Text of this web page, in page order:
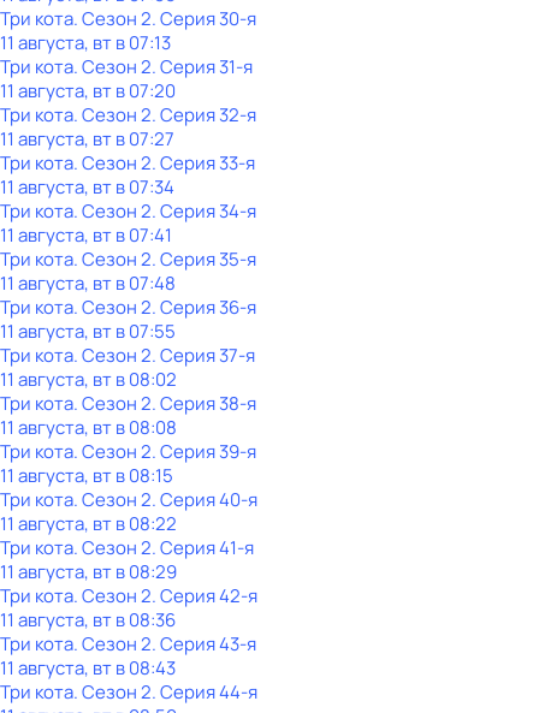
Три кота. Сезон 2. Серия 30-я
11 августа, вт в 07:13
Три кота. Сезон 2. Серия 31-я
11 августа, вт в 07:20
Три кота. Сезон 2. Серия 32-я
11 августа, вт в 07:27
Три кота. Сезон 2. Серия 33-я
11 августа, вт в 07:34
Три кота. Сезон 2. Серия 34-я
11 августа, вт в 07:41
Три кота. Сезон 2. Серия 35-я
11 августа, вт в 07:48
Три кота. Сезон 2. Серия 36-я
11 августа, вт в 07:55
Три кота. Сезон 2. Серия 37-я
11 августа, вт в 08:02
Три кота. Сезон 2. Серия 38-я
11 августа, вт в 08:08
Три кота. Сезон 2. Серия 39-я
11 августа, вт в 08:15
Три кота. Сезон 2. Серия 40-я
11 августа, вт в 08:22
Три кота. Сезон 2. Серия 41-я
11 августа, вт в 08:29
Три кота. Сезон 2. Серия 42-я
11 августа, вт в 08:36
Три кота. Сезон 2. Серия 43-я
11 августа, вт в 08:43
Три кота. Сезон 2. Серия 44-я